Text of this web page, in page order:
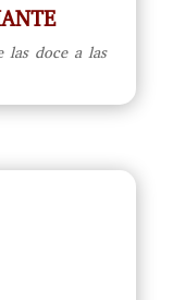
las doce a las